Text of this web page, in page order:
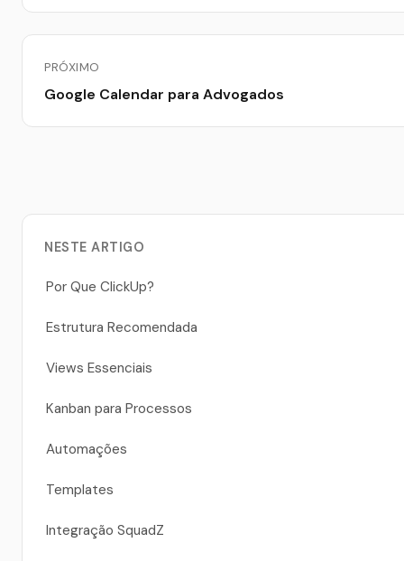
PRÓXIMO
Google Calendar para Advogados
NESTE ARTIGO
Por Que ClickUp?
Estrutura Recomendada
Views Essenciais
Kanban para Processos
Automações
Templates
Integração SquadZ